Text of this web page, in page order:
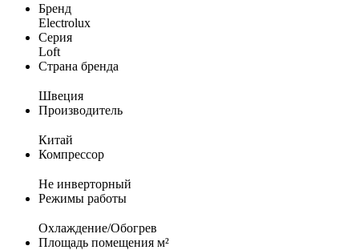
Бренд
Electrolux
Серия
Loft
Страна бренда
Швеция
Производитель
Китай
Компрессор
Не инверторный
Режимы работы
Охлаждение/Обогрев
Площадь помещения м²